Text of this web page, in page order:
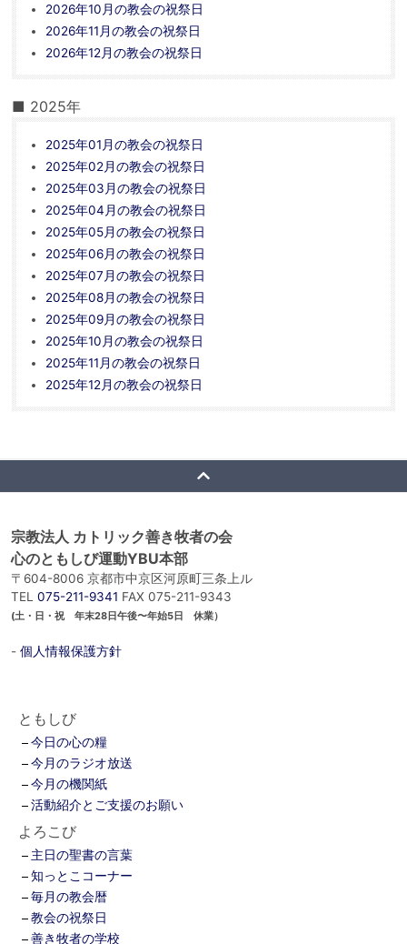
2026年10月の教会の祝祭日
2026年11月の教会の祝祭日
2026年12月の教会の祝祭日
■ 2025年
2025年01月の教会の祝祭日
2025年02月の教会の祝祭日
2025年03月の教会の祝祭日
2025年04月の教会の祝祭日
2025年05月の教会の祝祭日
2025年06月の教会の祝祭日
2025年07月の教会の祝祭日
2025年08月の教会の祝祭日
2025年09月の教会の祝祭日
2025年10月の教会の祝祭日
2025年11月の教会の祝祭日
2025年12月の教会の祝祭日
宗教法人 カトリック善き牧者の会
心のともしび運動YBU本部
〒604-8006 京都市中京区河原町三条上ル
TEL 075-211-9341 FAX 075-211-9343
(土・日・祝 年末28日午後〜年始5日 休業）
- 個人情報保護方針
ともしび
今日の心の糧
今月のラジオ放送
今月の機関紙
活動紹介とご支援のお願い
よろこび
主日の聖書の言葉
知っとこコーナー
毎月の教会暦
教会の祝祭日
善き牧者の学校